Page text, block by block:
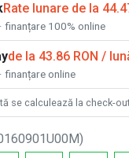
Rate lunare de la
finanțare 100% online
de la 43.86 RON /
finanțare online
se calculează la check-
)